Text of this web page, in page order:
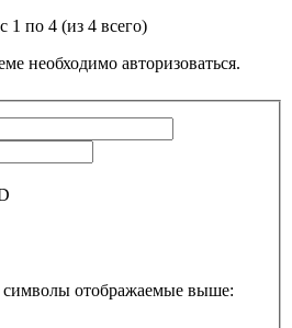
1 по 4 (из 4 всего)
необходимо авторизоваться.
символы отображаемые выше: